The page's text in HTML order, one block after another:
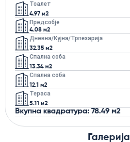
Тоалет
4.97 м2
Предсобје
4.08 м2
Дневна/кујна/трпезарија
32.35 м2
Спална соба
13.34 м2
Спална соба
12.1 м2
Тераса
5.11 м2
Вкупна квадратура: 78.49 м2
Галерија